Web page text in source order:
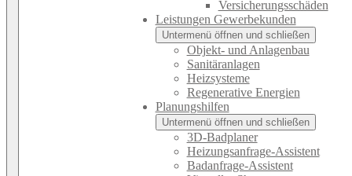
Versicherungsschäden
Leistungen Gewerbekunden
Untermenü öffnen und schließen
Objekt- und Anlagenbau
Sanitäranlagen
Heizsysteme
Regenerative Energien
Planungshilfen
Untermenü öffnen und schließen
3D-Badplaner
Heizungsanfrage-Assistent
Badanfrage-Assistent